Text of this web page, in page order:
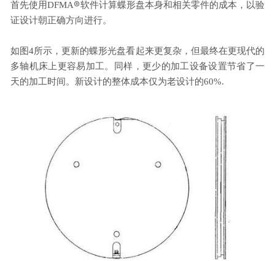
首先使用DFMA®软件计算蝶形盘本身和相关零件的成本，以验
证设计朝正确方向进行。
如图4所示，更新的蝶形光盘看起来更复杂，但最终在更现代的
多轴机床上更容易加工。同样，更少的加工设备设置节省了一
天的加工时间。新设计的整体成本仅为老设计的60%.